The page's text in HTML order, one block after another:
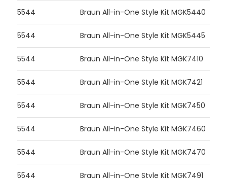
5544 Braun All-in-One Style Kit MGK5440
5544 Braun All-in-One Style Kit MGK5445
5544 Braun All-in-One Style Kit MGK7410
5544 Braun All-in-One Style Kit MGK7421
5544 Braun All-in-One Style Kit MGK7450
5544 Braun All-in-One Style Kit MGK7460
5544 Braun All-in-One Style Kit MGK7470
5544 Braun All-in-One Style Kit MGK7491